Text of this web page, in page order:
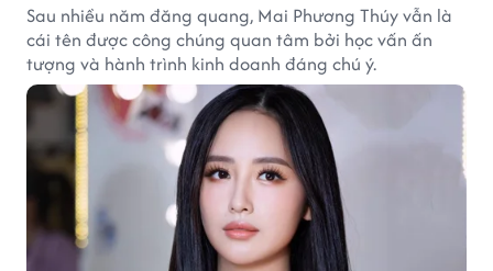
Sau nhiều năm đăng quang, Mai Phương Thúy vẫn là
cái tên được công chúng quan tâm bởi học vấn ấn
tượng và hành trình kinh doanh đáng chú ý.